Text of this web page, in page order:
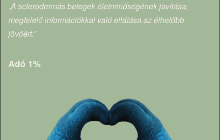
„A sclerodermás betegek életminőségének javítása,
megfelelő információkkal való ellátása az élhetőbb
jövőért.”
Adó 1%